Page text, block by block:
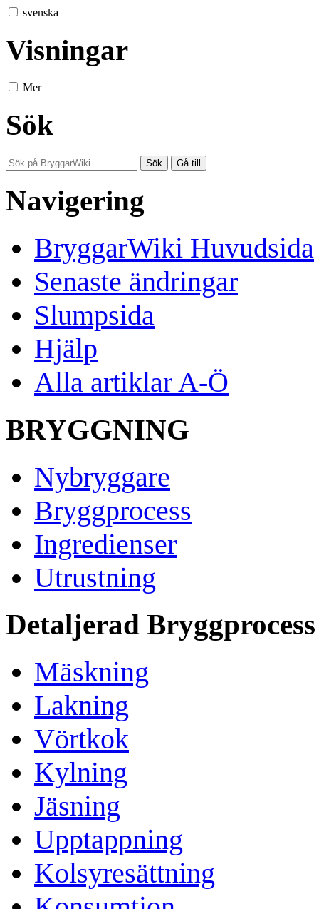
svenska
Visningar
Mer
Sök
Navigering
BryggarWiki Huvudsida
Senaste ändringar
Slumpsida
Hjälp
Alla artiklar A-Ö
BRYGGNING
Nybryggare
Bryggprocess
Ingredienser
Utrustning
Detaljerad Bryggprocess
Mäskning
Lakning
Vörtkok
Kylning
Jäsning
Upptappning
Kolsyresättning